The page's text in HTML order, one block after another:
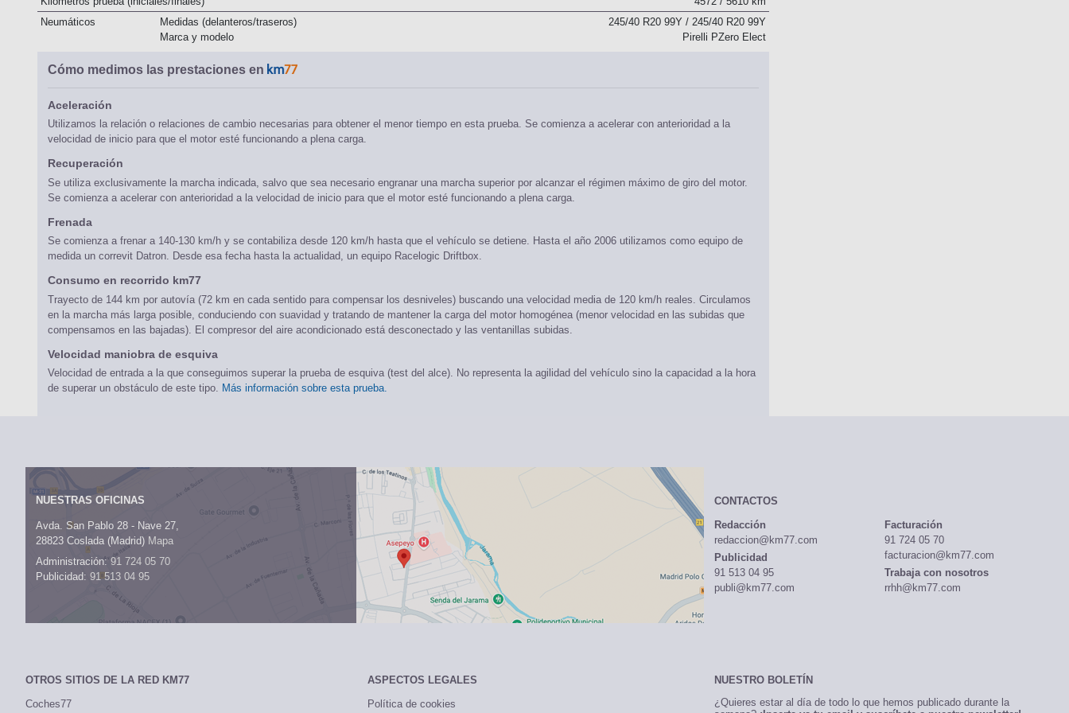
Neumáticos
Medidas (delanteros/traseros)
Marca y modelo
245/40 R20 99Y / 245/40 R20 99Y
Pirelli PZero Elect
Cómo medimos las prestaciones en
Aceleración
Utilizamos la relación o relaciones de cambio necesarias para obtener el menor tiempo en esta prueba. Se comienza a acelerar con anterioridad a la
velocidad de inicio para que el motor esté funcionando a plena carga.
Recuperación
Se utiliza exclusivamente la marcha indicada, salvo que sea necesario engranar una marcha superior por alcanzar el régimen máximo de giro del motor.
Se comienza a acelerar con anterioridad a la velocidad de inicio para que el motor esté funcionando a plena carga.
Frenada
Se comienza a frenar a 140-130 km/h y se contabiliza desde 120 km/h hasta que el vehículo se detiene. Hasta el año 2006 utilizamos como equipo de
medida un correvit Datron. Desde esa fecha hasta la actualidad, un equipo Racelogic Driftbox.
Consumo en recorrido km77
Trayecto de 144 km por autovía (72 km en cada sentido para compensar los desniveles) buscando una velocidad media de 120 km/h reales. Circulamos
en la marcha más larga posible, conduciendo con suavidad y tratando de mantener la carga del motor homogénea (menor velocidad en las subidas que
compensamos en las bajadas). El compresor del aire acondicionado está desconectado y las ventanillas subidas.
Velocidad maniobra de esquiva
Velocidad de entrada a la que conseguimos superar la prueba de esquiva (test del alce). No representa la agilidad del vehículo sino la capacidad a la hora
de superar un obstáculo de este tipo. Más información sobre esta prueba.
NUESTRAS OFICINAS
Avda. San Pablo 28 - Nave 27,
28823 Coslada (Madrid) Mapa
Administración:91 724 05 70
Publicidad: 91 513 04 95
CONTACTOS
Redacción
redaccion@km77.com
Publicidad
91 513 04 95
publi@km77.com
Facturación
91 724 05 70
facturacion@km77.com
Trabaja con nosotros
rrhh@km77.com
OTROS SITIOS DE LA RED KM77
Coches77
ASPECTOS LEGALES
Política de cookies
NUESTRO BOLETÍN
¿Quieres estar al día de todo lo que hemos publicado durante la